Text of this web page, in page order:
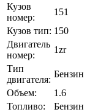
Кузов
номер:
151
Кузов тип: 150
Двигатель
номер:
1zr
Тип
двигателя:
Бензин
Объем:
1.6
Топливо:
Бензин